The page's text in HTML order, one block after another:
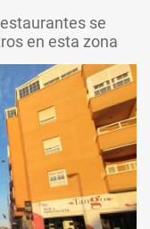
se
en esta zona